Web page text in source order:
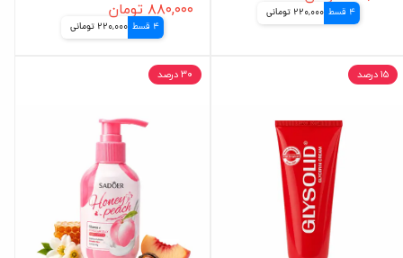
4 قسط 220,000 تومانی ۸۸۰,۰۰۰ تومان
4 قسط 220,000 تومانی
۱۵ درصد ۳۰ درصد